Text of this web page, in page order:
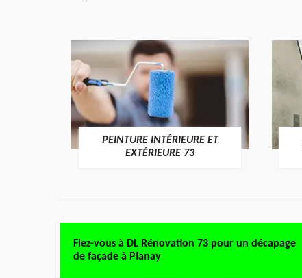
PEINTURE INTÉRIEURE ET
EXTÉRIEURE 73
Fiez-vous à DL Rénovation 73 pour un décapage
de façade à Planay